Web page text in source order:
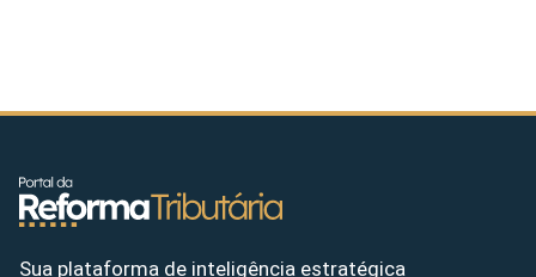
Sua plataforma de inteligência estratégica